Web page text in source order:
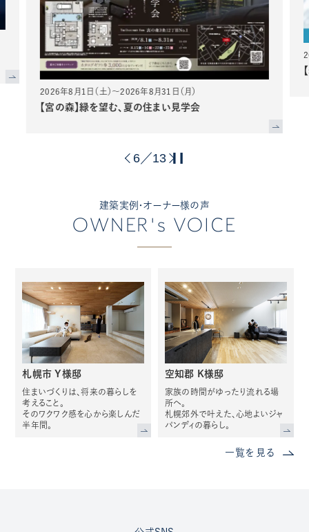
2026年8月1日（土）～2026年8月31日（月）
【宮の森】緑を望む、夏の住まい見学会
6／13
建築実例・オーナー様の声
OWNER's VOICE
札幌市 Y様邸
住まいづくりは、将来の暮らしを
考えること。
そのワクワク感を心から楽しんだ
半年間。
空知郡 K様邸
家族の時間がゆったり流れる場
所へ。
札幌郊外で叶えた、心地よいジャ
パンディの暮らし。
一覧を見る